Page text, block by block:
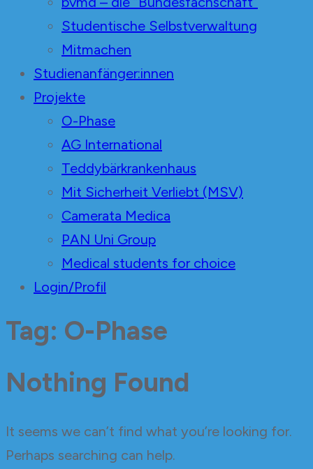
Studentische Selbstverwaltung
Mitmachen
Studienanfänger:innen
Projekte
O-Phase
AG International
Teddybärkrankenhaus
Mit Sicherheit Verliebt (MSV)
Camerata Medica
PAN Uni Group
Medical students for choice
Login/Profil
Tag: O-Phase
Nothing Found
It seems we can’t find what you’re looking for.
Perhaps searching can help.